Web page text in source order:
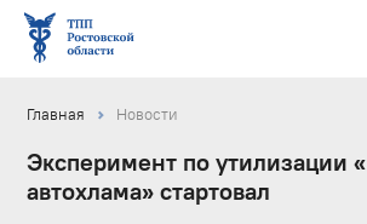
Главная Новости
Эксперимент по утилизации «
автохлама» стартовал